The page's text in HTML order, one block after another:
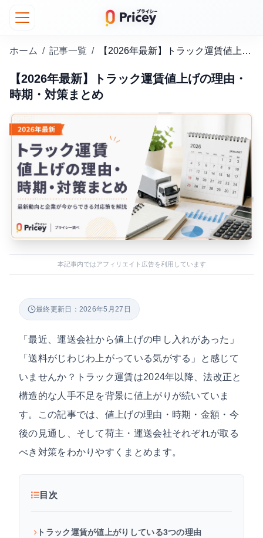
ホーム / 記事一覧 / 【2026年最新】トラック運賃値上げの理由・時期・対策まとめ
【2026年最新】トラック運賃値上げの理由・
時期・対策まとめ
本記事内ではアフィリエイト広告を利用しています
最終更新日：2026年5月27日
「最近、運送会社から値上げの申し入れがあった」
「送料がじわじわ上がっている気がする」と感じて
いませんか？トラック運賃は2024年以降、法改正と
構造的な人手不足を背景に値上がりが続いていま
す。この記事では、値上げの理由・時期・金額・今
後の見通し、そして荷主・運送会社それぞれが取る
べき対策をわかりやすくまとめます。
目次
トラック運賃が値上がりしている3つの理由